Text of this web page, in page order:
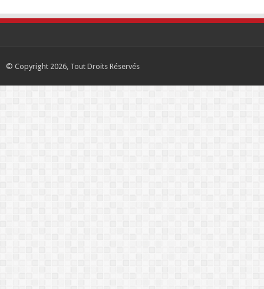
© Copyright 2026, Tout Droits Réservés